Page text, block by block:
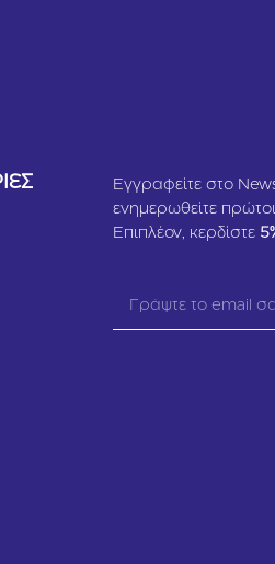
Εγγραφείτε στο
ενημερωθείτε
Επιπλέον, κερδίστε 5